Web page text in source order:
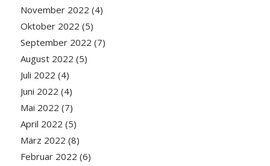
November 2022 (4)
Oktober 2022 (5)
September 2022 (7)
August 2022 (5)
Juli 2022 (4)
Juni 2022 (4)
Mai 2022 (7)
April 2022 (5)
März 2022 (8)
Februar 2022 (6)